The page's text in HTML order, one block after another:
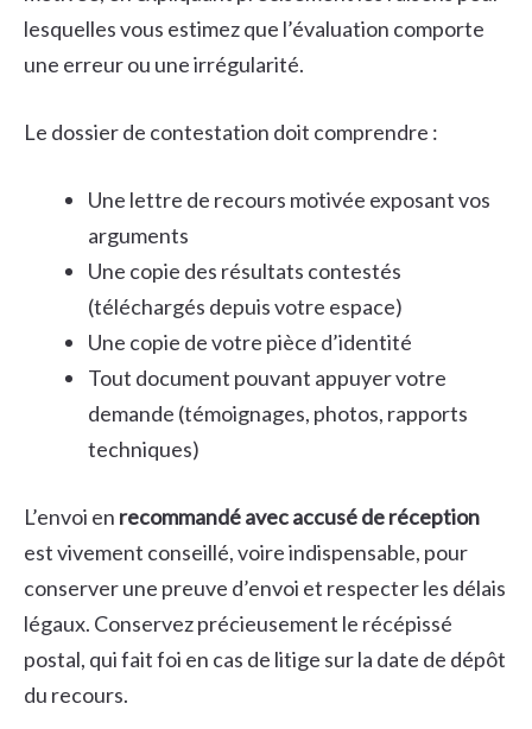
lesquelles vous estimez que l’évaluation comporte
une erreur ou une irrégularité.
Le dossier de contestation doit comprendre :
Une lettre de recours motivée exposant vos
arguments
Une copie des résultats contestés
(téléchargés depuis votre espace)
Une copie de votre pièce d’identité
Tout document pouvant appuyer votre
demande (témoignages, photos, rapports
techniques)
L’envoi en recommandé avec accusé de réception
est vivement conseillé, voire indispensable, pour
conserver une preuve d’envoi et respecter les délais
légaux. Conservez précieusement le récépissé
postal, qui fait foi en cas de litige sur la date de dépôt
du recours.